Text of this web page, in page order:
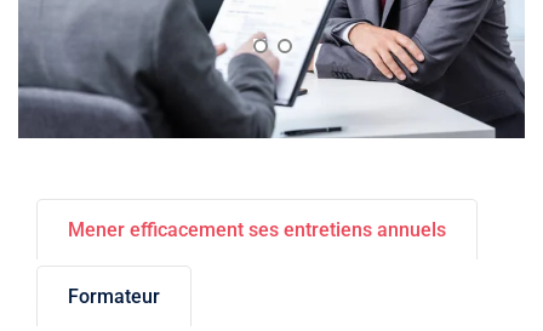
Mener efficacement ses entretiens annuels
Formateur